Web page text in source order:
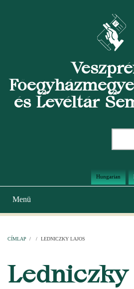
és Levéltár
Hungarian
Main
navigation
Menü
CÍMLAP / / LEDNICZKY LAJOS
Ledniczky